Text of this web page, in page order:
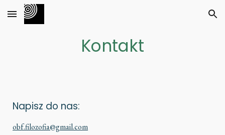
Skip to main content Skip to navigation
Kontakt
Napisz do nas:
obf.filozofia@gmail.com